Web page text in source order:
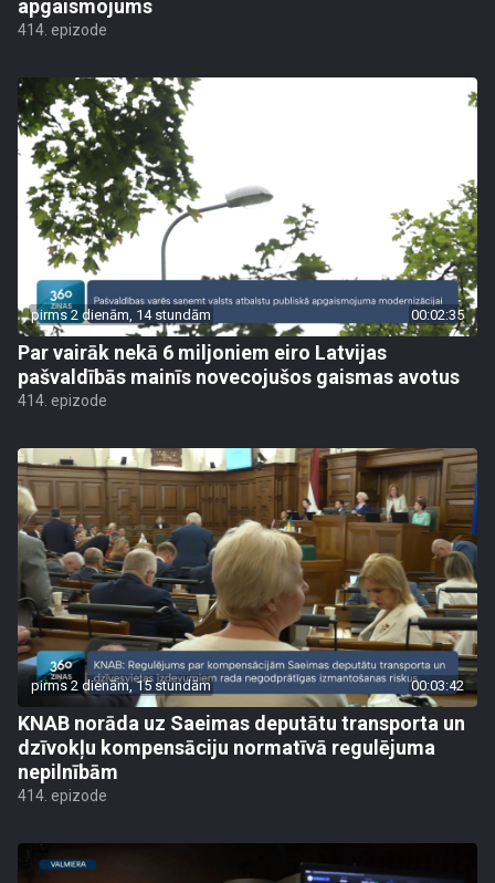
apgaismojums
414. epizode
pirms 2 dienām, 14 stundām 00:02:35
Par vairāk nekā 6 miljoniem eiro Latvijas
pašvaldībās mainīs novecojušos gaismas avotus
414. epizode
pirms 2 dienām, 15 stundām 00:03:42
KNAB norāda uz Saeimas deputātu transporta un
dzīvokļu kompensāciju normatīvā regulējuma
nepilnībām
414. epizode